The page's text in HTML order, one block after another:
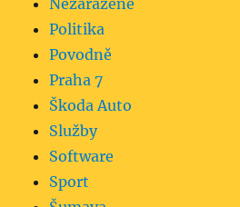
Nezařazené
Politika
Povodně
Praha 7
Škoda Auto
Služby
Software
Sport